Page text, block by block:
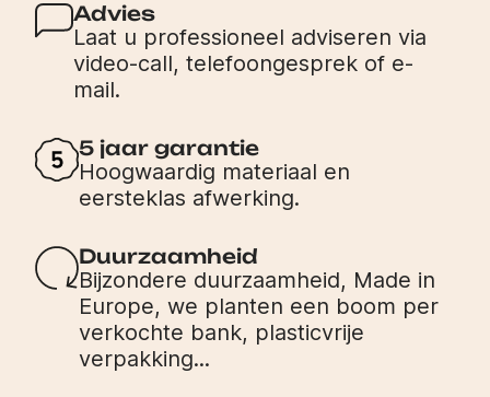
Advies
Laat u professioneel adviseren via
video-call, telefoongesprek of e-
mail.
5 jaar garantie
Hoogwaardig materiaal en
eersteklas afwerking.
Duurzaamheid
Bijzondere duurzaamheid, Made in
Europe, we planten een boom per
verkochte bank, plasticvrije
verpakking...